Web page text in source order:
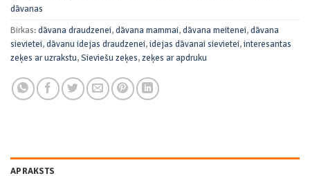
dāvanas
Birkas:dāvana draudzenei,dāvana mammai,dāvana meitenei,dāvana
sievietei,dāvanu idejas draudzenei,idejas dāvanai sievietei,interesantas
zeķes ar uzrakstu,Sieviešu zeķes,zeķes ar apdruku
APRAKSTS